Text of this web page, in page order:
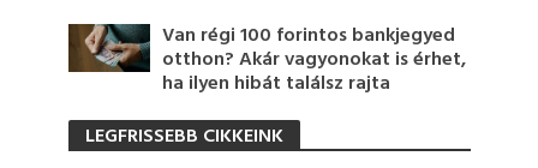
Van régi 100 forintos bankjegyed
otthon? Akár vagyonokat is érhet,
ha ilyen hibát találsz rajta
LEGFRISSEBB CIKKEINK